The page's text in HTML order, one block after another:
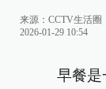
来源： CCTV生活圈
2026-01-29 10:54
早餐是